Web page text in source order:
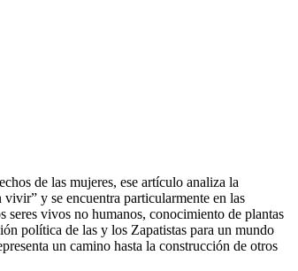
de las mujeres, ese artículo analiza la
y se encuentra particularmente en las
seres vivos no humanos, conocimiento de plantas
política de las y los Zapatistas para un mundo
un camino hasta la construcción de otros